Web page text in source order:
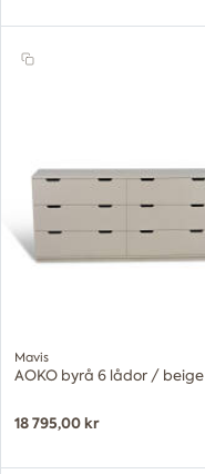
Mavis
AOKO byrå 6 lådor / beige
18 795,00 kr